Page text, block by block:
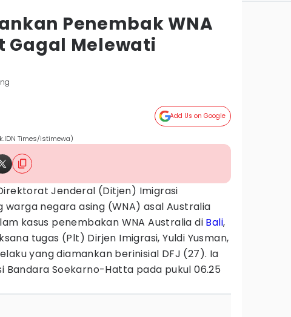
Penembak WNA
Gagal Melewati
Add Us on Google
Times/istimewa)
Jenderal (Ditjen) Imigrasi
negara asing (WNA) asal Australia
kasus penembakan WNA Australia di Bali,
tugas (Plt) Dirjen Imigrasi, Yuldi Yusman,
yang diamankan berinisial DFJ (27). Ia
Bandara Soekarno-Hatta pada pukul 06.25